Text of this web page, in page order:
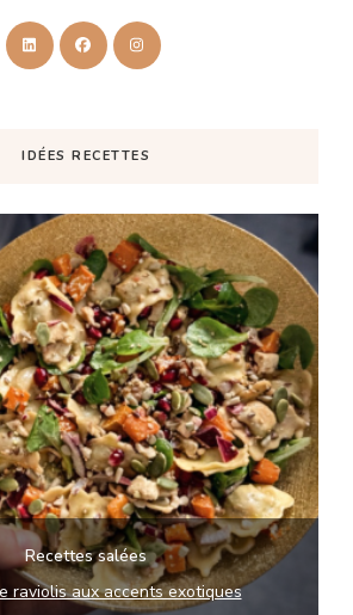
IDÉES RECETTES
Recettes salées
raviolis aux accents exotiques